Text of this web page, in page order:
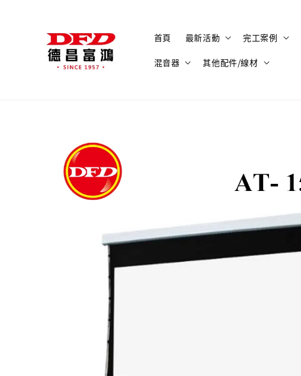
首頁 最新活動 完工案例
混音器 其他配件/線材